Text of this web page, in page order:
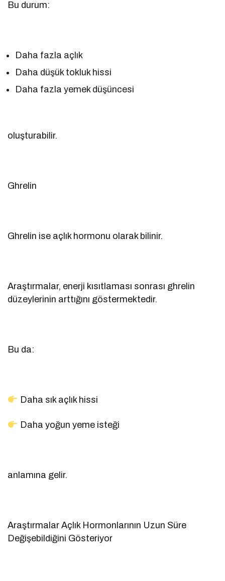
Bu durum:
Daha fazla açlık
Daha düşük tokluk hissi
Daha fazla yemek düşüncesi
oluşturabilir.
Ghrelin
Ghrelin ise açlık hormonu olarak bilinir.
Araştırmalar, enerji kısıtlaması sonrası ghrelin
düzeylerinin arttığını göstermektedir.
Bu da:
Daha sık açlık hissi
Daha yoğun yeme isteği
anlamına gelir.
Araştırmalar Açlık Hormonlarının Uzun Süre
Değişebildiğini Gösteriyor